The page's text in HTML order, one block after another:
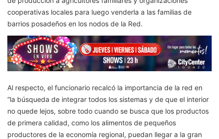
cooperativas locales para luego venderla a las familias de
barrios posadeños en los nodos de la Red.
Al respecto, el funcionario recalcó la importancia de la red en
“la búsqueda de integrar todos los sistemas y de que el interior
no quede lejos, sobre todo cuando se busca que los productos
de primera calidad, como los alimentos de pequeños
productores de la economía regional, puedan llegar a la gran